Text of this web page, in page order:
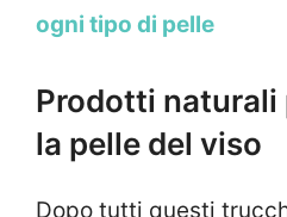
ogni tipo di pelle
Prodotti naturali
la pelle del viso
Dopo tutti questi